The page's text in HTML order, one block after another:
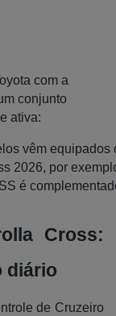
com a
conjunto
ativa:
vêm
2026, por
é
Cross:
diário
de Cruzeiro